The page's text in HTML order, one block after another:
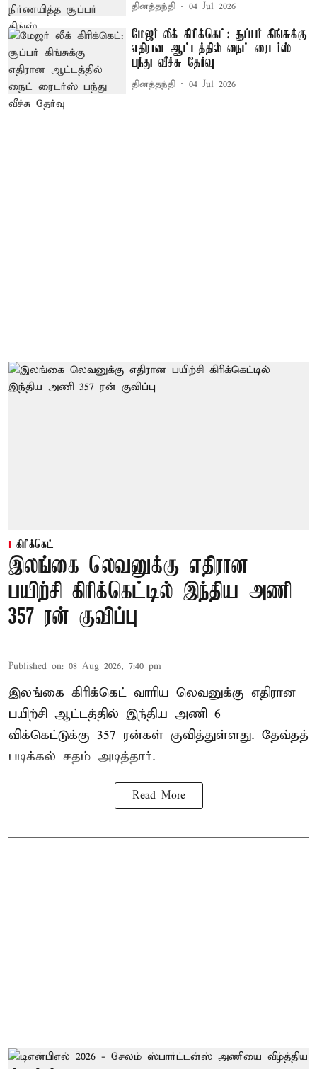
தினத்தந்தி 04 Jul 2026
மேஜர் லீக் கிரிக்கெட்: சூப்பர் கிங்சுக்கு
எதிரான ஆட்டத்தில் நைட் ரைடர்ஸ்
பந்து வீச்சு தேர்வு
தினத்தந்தி 04 Jul 2026
கிரிக்கெட்
இலங்கை லெவனுக்கு எதிரான
பயிற்சி கிரிக்கெட்டில் இந்திய அணி
357 ரன் குவிப்பு
Published on: 08 Aug 2026, 7:40 pm
இலங்கை கிரிக்கெட் வாரிய லெவனுக்கு எதிரான
பயிற்சி ஆட்டத்தில் இந்திய அணி 6
விக்கெட்டுக்கு 357 ரன்கள் குவித்துள்ளது. தேவ்தத்
படிக்கல் சதம் அடித்தார்.
Read More